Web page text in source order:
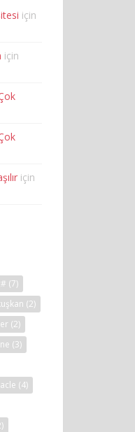
için
için
için
(7)
(2)
(2)
(3)
(4)